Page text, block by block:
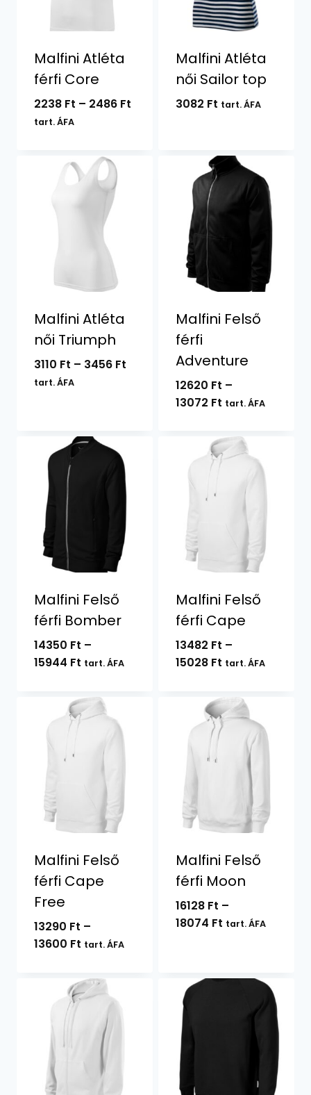
Malfini Atléta
férfi Core
2238 Ft – 2486 FtÁrtartomány:
tart. ÁFA
Malfini Atléta
női Sailor top
3082 Ft tart. ÁFA
Malfini Atléta
női Triumph
3110 Ft – 3456 FtÁrtartomány:
tart. ÁFA
Malfini Felső
férfi
Adventure
12620 Ft –
13072 FtÁrtartomány:
-
13072 Ft
tart. ÁFA
Malfini Felső
férfi Bomber
14350 Ft –
15944 FtÁrtartomány:
-
15944 Ft
tart. ÁFA
Malfini Felső
férfi Cape
13482 Ft –
15028 FtÁrtartomány:
-
15028 Ft
tart. ÁFA
Malfini Felső
férfi Cape
Free
13290 Ft –
13600 FtÁrtartomány:
-
13600 Ft
tart. ÁFA
Malfini Felső
férfi Moon
16128 Ft –
18074 FtÁrtartomány:
18074 Ft
tart. ÁFA